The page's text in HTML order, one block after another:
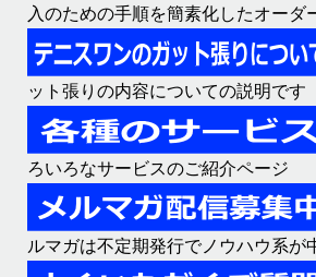
入のための手順を簡素化したオーダ
ット張りの内容についての説明です
ろいろなサービスのご紹介ページ
ルマガは不定期発行でノウハウ系が